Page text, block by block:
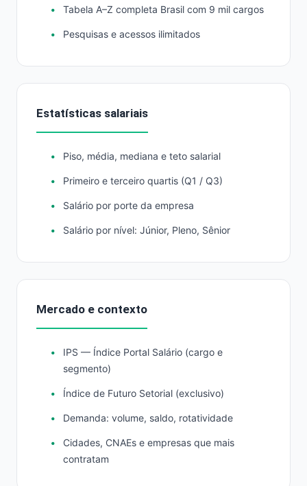
Tabela A–Z completa Brasil com 9 mil cargos
Pesquisas e acessos ilimitados
Estatísticas salariais
Piso, média, mediana e teto salarial
Primeiro e terceiro quartis (Q1 / Q3)
Salário por porte da empresa
Salário por nível: Júnior, Pleno, Sênior
Mercado e contexto
IPS — Índice Portal Salário (cargo e
segmento)
Índice de Futuro Setorial (exclusivo)
Demanda: volume, saldo, rotatividade
Cidades, CNAEs e empresas que mais
contratam